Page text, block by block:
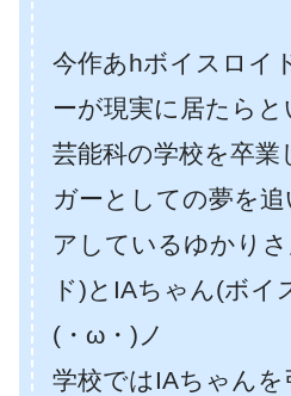
今作あhボイスロイ
ーが現実に居たらと
芸能科の学校を卒業
ガーとしての夢を
アしているゆかり
ド)とIAちゃん(ボイ
(・ω・)ノ
学校ではIAちゃんを